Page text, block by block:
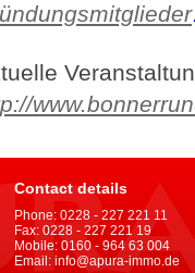
Contact details
Phone: 0228 - 227 221 11
Fax: 0228 - 227 221 19
Mobile: 0160 - 964 63 004
Email: info@apura-immo.de